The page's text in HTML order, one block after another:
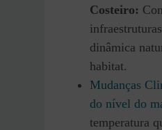
Costeiro:
dinâmica
habitat.
Mudanças
do nível do
temperatura